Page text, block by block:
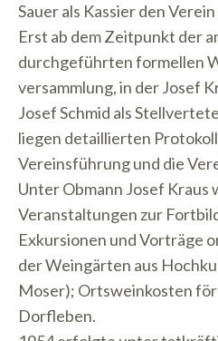
Sauer als Kassier den
Erst ab dem Zeitpunkt der
durchgeführten formellen
versammlung, in der Josef
Josef Schmid als
liegen detaillierten
Vereinsführung und die
Unter Obmann Josef Kraus
Veranstaltungen zur
Exkursionen und Vorträge
der Weingärten aus
Moser); Ortsweinkosten
Dorfleben.